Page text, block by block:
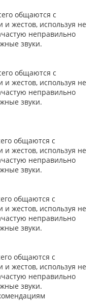
общаются с
жестов, используя не
неправильно
звуки.
общаются с
жестов, используя не
неправильно
звуки.
общаются с
жестов, используя не
неправильно
звуки.
общаются с
жестов, используя не
неправильно
звуки.
общаются с
жестов, используя не
неправильно
звуки.